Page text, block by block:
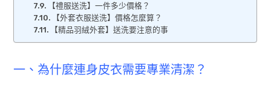
【禮服送洗】一件多少價格？
【外套衣服送洗】價格怎麼算？
【精品羽絨外套】送洗要注意的事
一、為什麼連身皮衣需要專業清潔？